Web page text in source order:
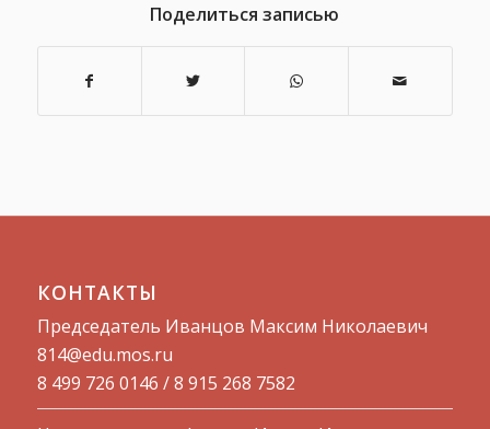
Поделиться записью
КОНТАКТЫ
Председатель Иванцов Максим Николаевич
814@edu.mos.ru​
8 499 726 0146 / 8 915 268 7582